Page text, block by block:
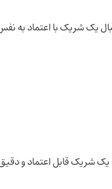
یک شریک با اعتماد به
شریک قابل اعتماد و